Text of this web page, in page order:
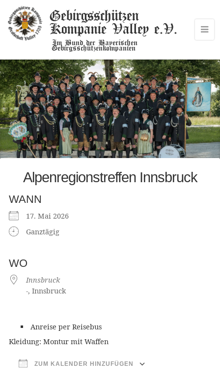
Gebirgsschützen
Kompanie Valley e.V.
Im Bund der Bayerischen
Gebirgsschützenkompanien
Alpenregionstreffen Innsbruck
WANN
17. Mai 2026
Ganztägig
WO
Innsbruck
-, Innsbruck
Anreise per Reisebus
Kleidung: Montur mit Waffen
ZUM KALENDER HINZUFÜGEN